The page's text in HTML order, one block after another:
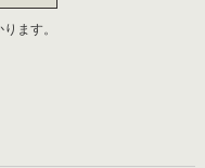
ます。